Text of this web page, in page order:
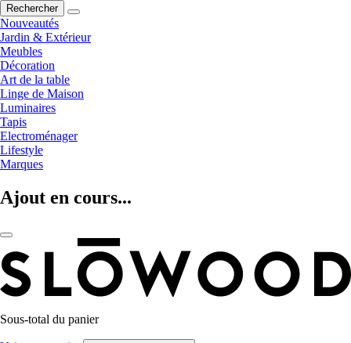
Rechercher
Nouveautés
Jardin & Extérieur
Meubles
Décoration
Art de la table
Linge de Maison
Luminaires
Tapis
Electroménager
Lifestyle
Marques
Ajout en cours...
Sous-total du panier